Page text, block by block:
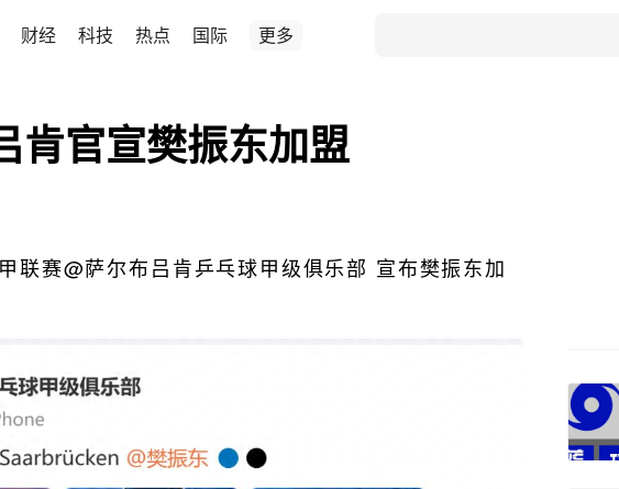
财经 科技 热点 国际 更多
肯官宣樊振东加盟
联赛@萨尔布吕肯乒乓球甲级俱乐部 宣布樊振东加